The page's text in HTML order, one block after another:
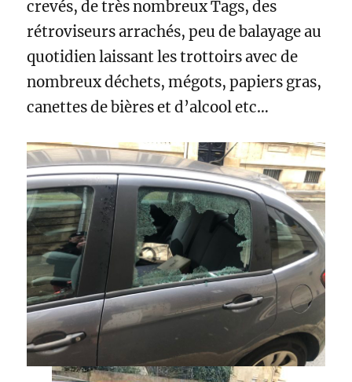
crevés, de très nombreux Tags, des
rétroviseurs arrachés, peu de balayage au
quotidien laissant les trottoirs avec de
nombreux déchets, mégots, papiers gras,
canettes de bières et d’alcool etc…